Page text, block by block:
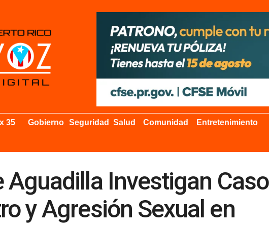
35 Gobierno Seguridad Salud Comunidad Entretenimiento
Aguadilla Investigan Caso
y Agresión Sexual en